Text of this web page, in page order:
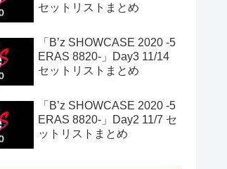
セットリストまとめ
「B’z SHOWCASE 2020 -5
ERAS 8820-」Day3 11/14
セットリストまとめ
「B’z SHOWCASE 2020 -5
ERAS 8820-」Day2 11/7 セ
ットリストまとめ